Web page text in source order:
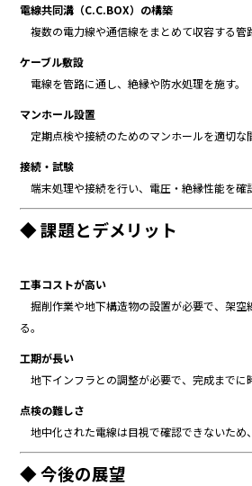
電線共同溝（C.C.BOX）の構築
複数の電力線や通信線をまとめて収容する管
ケーブル敷設
電線を管路に通し、絶縁や防水処理を施す。
マンホール設置
定期点検や接続のためのマンホールを適切な
接続・試験
端末処理や接続を行い、電圧・絶縁性能を確
◆ 課題とデメリット
工事コストが高い
掘削作業や地下構造物の設置が必要で、架空
る。
工期が長い
地下インフラとの調整が必要で、完成までに
点検の難しさ
地中化された電線は目視で確認できないため
◆ 今後の展望